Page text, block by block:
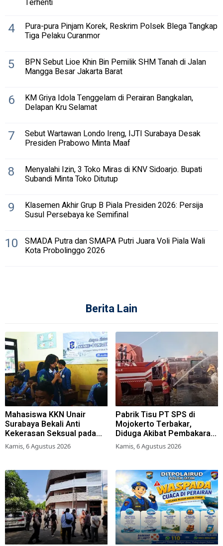
Terhenti
4 Pura-pura Pinjam Korek, Reskrim Polsek Blega Tangkap
Tiga Pelaku Curanmor
5 BPN Sebut Lioe Khin Bin Pemilik SHM Tanah di Jalan
Mangga Besar Jakarta Barat
6 KM Griya Idola Tenggelam di Perairan Bangkalan,
Delapan Kru Selamat
7 Sebut Wartawan Londo Ireng, IJTI Surabaya Desak
Presiden Prabowo Minta Maaf
8 Menyalahi Izin, 3 Toko Miras di KNV Sidoarjo. Bupati
Subandi Minta Toko Ditutup
9 Klasemen Akhir Grup B Piala Presiden 2026: Persija
Susul Persebaya ke Semifinal
10 SMADA Putra dan SMAPA Putri Juara Voli Piala Wali
Kota Probolinggo 2026
Berita Lain
Mahasiswa KKN Unair
Surabaya Bekali Anti
Kekerasan Seksual pada
Siswa SMK
Kamis, 6 Agustus 2026
Pabrik Tisu PT SPS di
Mojokerto Terbakar,
Diduga Akibat Pembakaran
Lahan Tebu
Kamis, 6 Agustus 2026